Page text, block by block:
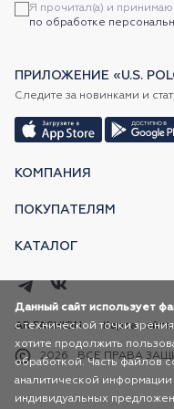
КОМПАНИЯ
ПОКУПАТЕЛЯМ
КАТАЛОГ
Я прочитал(а) и
по обработке
ПРИЛОЖЕНИЕ «U.S.
Следите за новинками и
2026 ВСЕ ПРАВА
AR FASHION Карта сайта
Данный сайт использует
с технической точки
хотите продолжить
обработкой. Часть файлов
аналитической
индивидуальных